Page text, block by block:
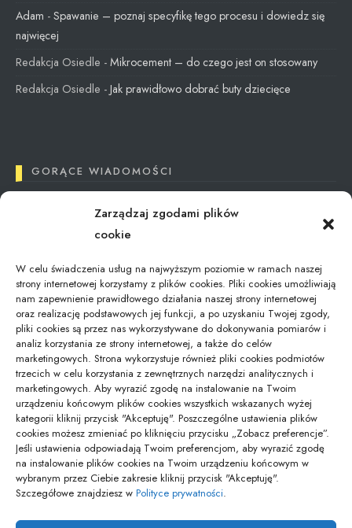
Zarządzaj zgodami plików
cookie
W celu świadczenia usług na najwyższym poziomie w ramach naszej
strony internetowej korzystamy z plików cookies. Pliki cookies umożliwiają
nam zapewnienie prawidłowego działania naszej strony internetowej
oraz realizację podstawowych jej funkcji, a po uzyskaniu Twojej zgody,
pliki cookies są przez nas wykorzystywane do dokonywania pomiarów i
analiz korzystania ze strony internetowej, a także do celów
marketingowych. Strona wykorzystuje również pliki cookies podmiotów
trzecich w celu korzystania z zewnętrznych narzędzi analitycznych i
marketingowych. Aby wyrazić zgodę na instalowanie na Twoim
urządzeniu końcowym plików cookies wszystkich wskazanych wyżej
kategorii kliknij przycisk "Akceptuję". Poszczególne ustawienia plików
cookies możesz zmieniać po kliknięciu przycisku „Zobacz preferencje”.
Jeśli ustawienia odpowiadają Twoim preferencjom, aby wyrazić zgodę
na instalowanie plików cookies na Twoim urządzeniu końcowym w
wybranym przez Ciebie zakresie kliknij przycisk "Akceptuję".
Szczegółowe znajdziesz w Polityce prywatności.
Adam - Spawanie – poznaj specyfikę tego procesu i dowiedz się
najwięcej
Redakcja Osiedle - Mikrocement – do czego jest on stosowany
Redakcja Osiedle - Jak prawidłowo dobrać buty dziecięce
GORĄCE WIADOMOŚCI
Tax Reimbursement in Poland: What You Need
to Know
12/09/2024
Gdzie zostawić bagaż podczas zwiedzania
Modlina –…
16/10/2025
Jaki kod odpadu dla świetlówek – aktualna…
01/02/2026
pozyjonowanie lokalne